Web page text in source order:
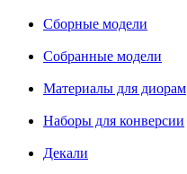
Сборные модели
Собранные модели
Материалы для диорам
Наборы для конверсии
Декали